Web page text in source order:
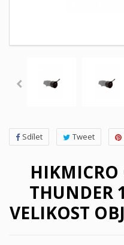
Sdílet Tweet
HIKMICRO
THUNDER
VELIKOST